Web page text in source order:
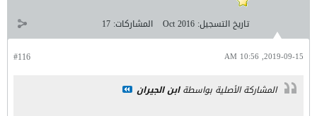
تاريخ التسجيل: Oct 2016 المشاركات: 17
#116 2019-09-15, 10:56 AM
المشاركة الأصلية بواسطةابن الجيران